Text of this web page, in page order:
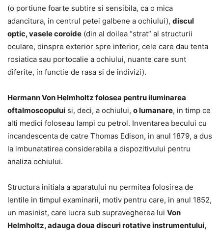
(o portiune foarte subtire si sensibila, ca o mica
adancitura, in centrul petei galbene a ochiului), discul
optic, vasele coroide (din al doilea “strat” al structurii
oculare, dinspre exterior spre interior, cele care dau tenta
rosiatica sau portocalie a ochiului, nuante care sunt
diferite, in functie de rasa si de indivizi).
Hermann Von Helmholtz folosea pentru iluminarea
oftalmoscopului si, deci, a ochiului, o lumanare, in timp ce
alti medici foloseau lampi cu petrol. Inventarea becului cu
incandescenta de catre Thomas Edison, in anul 1879, a dus
la imbunatatirea considerabila a dispozitivului pentru
analiza ochiului.
Structura initiala a aparatului nu permitea folosirea de
lentile in timpul examinarii, motiv pentru care, in anul 1852,
un masinist, care lucra sub supravegherea lui Von
Helmholtz, adauga doua discuri rotative instrumentului,